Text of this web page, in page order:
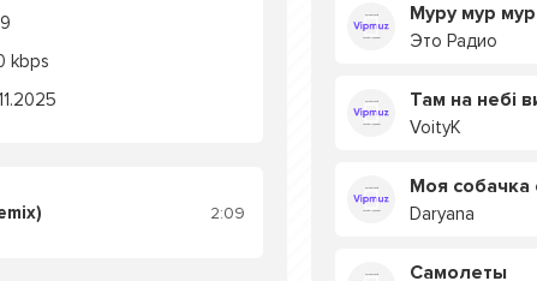
kbps
2:09
Это Радио
VoityK
Daryana
Самолеты